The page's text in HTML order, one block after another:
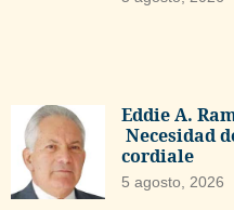
Eddie A.
Necesidad
cordiale
5 agosto, 2026